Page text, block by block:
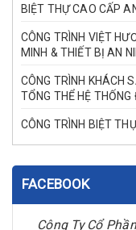
BIỆT THỰ CAO CẤP
CÔNG TRÌNH VIỆT
MINH & THIẾT BỊ AN
CÔNG TRÌNH KHÁCH
TỔNG THỂ HỆ THỐNG
CÔNG TRÌNH BIỆT
FACEBOOK
Công Ty Cổ